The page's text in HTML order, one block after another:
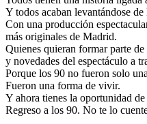
Y todos acaban levantándose
Con una producción
más originales de Madrid.
Quienes quieran formar parte
y novedades del espectáculo a
Porque los 90 no fueron solo
Fueron una forma de vivir.
Y ahora tienes la oportunidad
Regreso a los 90. No te lo